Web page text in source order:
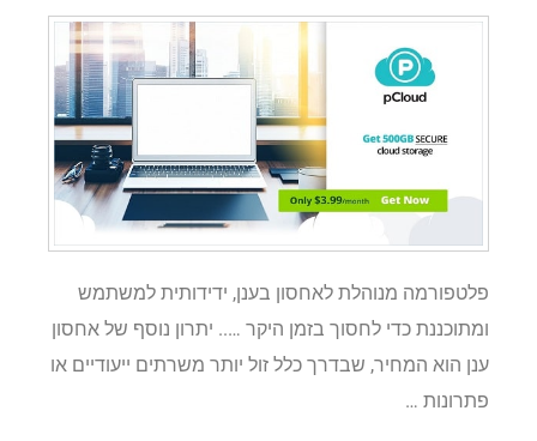
פלטפורמה מנוהלת לאחסון בענן, ידידותית למשתמש
ומתוכננת כדי לחסוך בזמן היקר ….. יתרון נוסף של אחסון
ענן הוא המחיר, שבדרך כלל זול יותר משרתים ייעודיים או
פתרונות …